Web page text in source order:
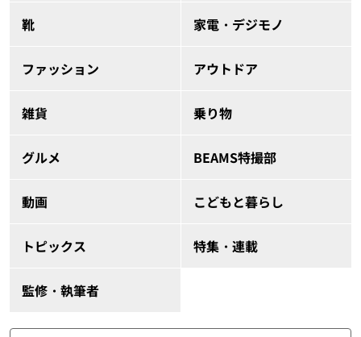
靴 家電・デジモノ
ファッション アウトドア
雑貨 乗り物
グルメ BEAMS特撮部
動画 こどもと暮らし
トピックス 特集・連載
監修・執筆者